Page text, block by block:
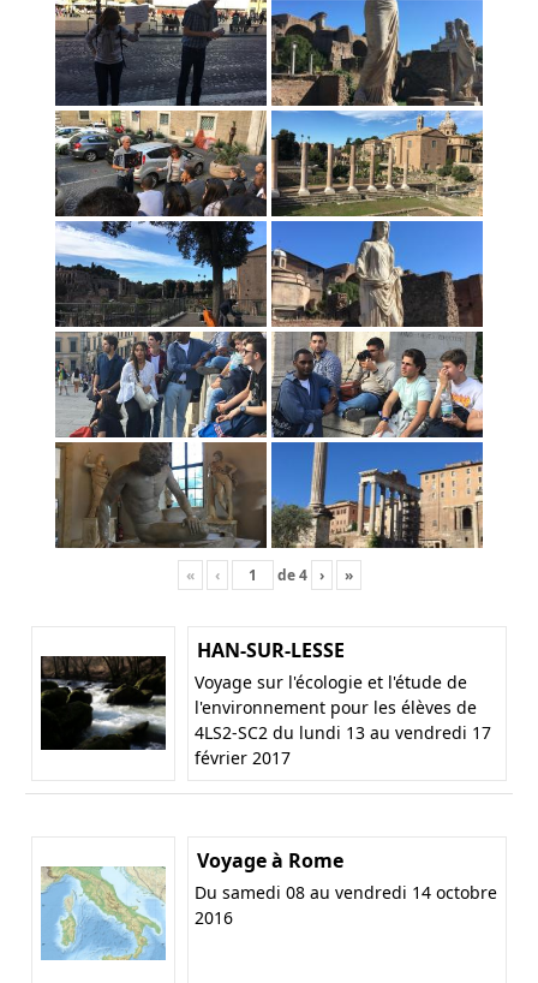
« ‹ de4 › »
HAN-SUR-LESSE
Voyage sur l'écologie et l'étude de
l'environnement pour les élèves de
4LS2-SC2 du lundi 13 au vendredi 17
février 2017
Voyage à Rome
Du samedi 08 au vendredi 14 octobre
2016